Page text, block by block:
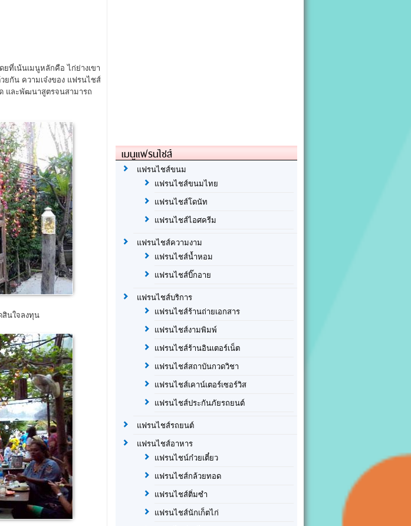
ที่เน้นเมนูหลักคือ ไก่ย่างเขา
ยกัน ความเจ๋งของ แฟรนไชส์
และพัฒนาสูตรจนสามารถ
สินใจลงทุน
เมนูแฟรนไชส์
แฟรนไชส์ขนม
แฟรนไชส์ขนมไทย
แฟรนไชส์โดนัท
แฟรนไชส์ไอศครีม
แฟรนไชส์ความงาม
แฟรนไชส์น้ำหอม
แฟรนไชส์บิ๊กอาย
แฟรนไชส์บริการ
แฟรนไชส์ร้านถ่ายเอกสาร
แฟรนไชส์งามพิมพ์
แฟรนไชส์ร้านอินเตอร์เน็ต
แฟรนไชส์สถาบันกวดวิชา
แฟรนไชส์เคาน์เตอร์เซอร์วิส
แฟรนไชส์ประกันภัยรถยนต์
แฟรนไชส์รถยนต์
แฟรนไชส์อาหาร
แฟรนไชน์ก๋วยเตี๋ยว
แฟรนไชส์กล้วยทอด
แฟรนไชส์ติ่มซำ
แฟรนไชส์นักเก็ตไก่